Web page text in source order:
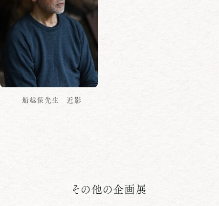
船越保先生 近影
その他の企画展